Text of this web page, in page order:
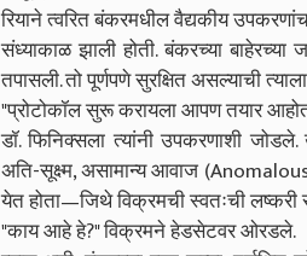
रियाने त्वरित बंकरमधील वैद्यकीय
संध्याकाळ झाली होती. बंकरच्या
तपासली. तो पूर्णपणे सुरक्षित असल्याची
"प्रोटोकॉल सुरू करायला आपण तयार
डॉ. फिनिक्सला त्यांनी उपकरणाशी
अति-सूक्ष्म, असामान्य आवाज
येत होता—जिथे विक्रमची स्वतःची लष्करी
"काय आहे हे?" विक्रमने हेडसेटवर ओरडले.